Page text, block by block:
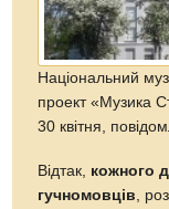
Національний
проект «Музика
30 квітня,
Відтак, кожного
гучномовців ,